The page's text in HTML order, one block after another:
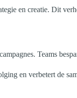
en creatie. Dit
Teams
en verbetert de